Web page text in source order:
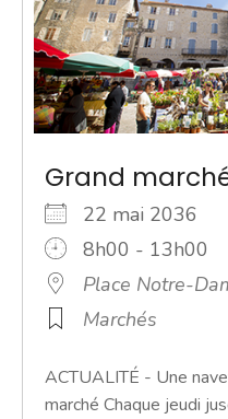
Grand
22 mai 2036
8h00 - 13h00
Place Notre-
Marchés
ACTUALITÉ - Une
marché Chaque jeudi